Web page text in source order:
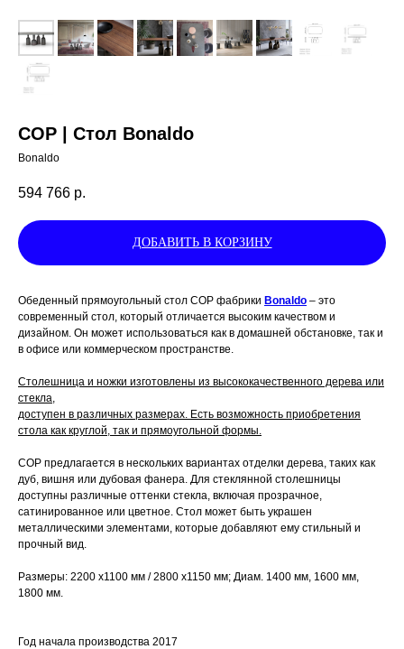
COP | Стол Bonaldo
Bonaldo
594 766 р.
ДОБАВИТЬ В КОРЗИНУ
Обеденный прямоугольный стол COP фабрики Bonaldo – это
современный стол, который отличается высоким качеством и
дизайном. Он может использоваться как в домашней обстановке, так и
в офисе или коммерческом пространстве.
Столешница и ножки изготовлены из высококачественного дерева или
стекла,
доступен в различных размерах. Есть возможность приобретения
стола как круглой, так и прямоугольной формы.
COP предлагается в нескольких вариантах отделки дерева, таких как
дуб, вишня или дубовая фанера. Для стеклянной столешницы
доступны различные оттенки стекла, включая прозрачное,
сатинированное или цветное. Стол может быть украшен
металлическими элементами, которые добавляют ему стильный и
прочный вид.
Размеры: 2200 x1100 мм / 2800 x1150 мм; Диам. 1400 мм, 1600 мм,
1800 мм.
Год начала производства 2017